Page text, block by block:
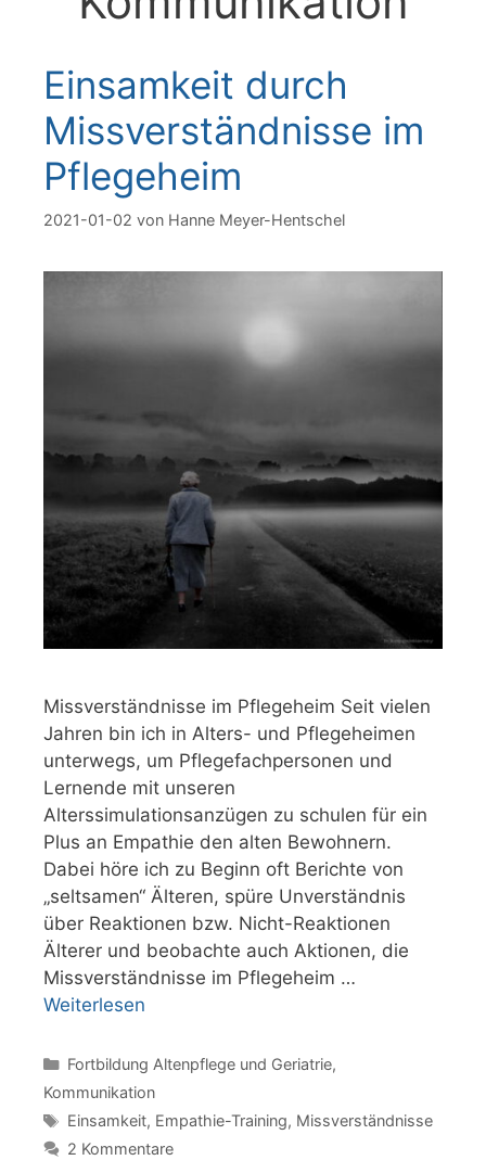
Einsamkeit durch
Missverständnisse im
Pflegeheim
2021-01-02 von Hanne Meyer-Hentschel
Missverständnisse im Pflegeheim Seit vielen
Jahren bin ich in Alters- und Pflegeheimen
unterwegs, um Pflegefachpersonen und
Lernende mit unseren
Alterssimulationsanzügen zu schulen für ein
Plus an Empathie den alten Bewohnern.
Dabei höre ich zu Beginn oft Berichte von
„seltsamen“ Älteren, spüre Unverständnis
über Reaktionen bzw. Nicht-Reaktionen
Älterer und beobachte auch Aktionen, die
Missverständnisse im Pflegeheim …
Weiterlesen
Kategorien
Fortbildung Altenpflege und Geriatrie,
Kommunikation
Schlagwörter
Einsamkeit, Empathie-Training, Missverständnisse
2 Kommentare